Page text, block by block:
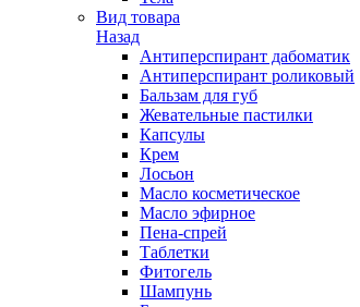
Вид товара
Назад
Антиперспирант дабоматик
Антиперспирант роликовый
Бальзам для губ
Жевательные пастилки
Капсулы
Крем
Лосьон
Масло косметическое
Масло эфирное
Пена-спрей
Таблетки
Фитогель
Шампунь